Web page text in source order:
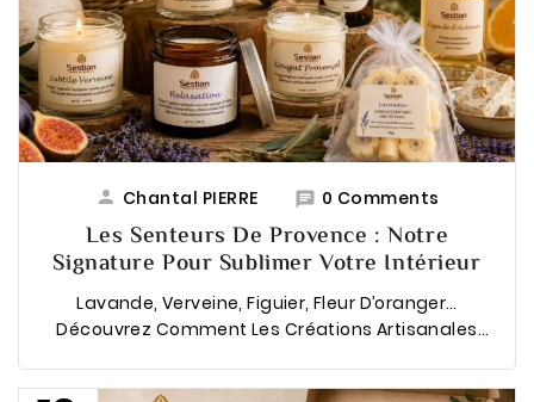
 Chantal PIERRE  0 Comments
Les Senteurs De Provence : Notre
Signature Pour Sublimer Votre Intérieur
Lavande, Verveine, Figuier, Fleur D’oranger…
Découvrez Comment Les Créations Artisanales